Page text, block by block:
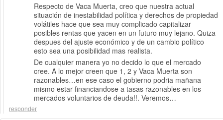
Respecto de Vaca Muerta, creo que nuestra actual
situación de inestabilidad política y derechos de propiedad
volátiles hace que sea muy complicado capitalizar
posibles rentas que yacen en un futuro muy lejano. Quiza
despues del ajuste económico y de un cambio político
esto sea una posibilidad mas realista.
De cualquier manera yo no decido lo que el mercado
cree. A lo mejor creen que 1, 2 y Vaca Muerta son
razonables…en ese caso el gobierno podria mañana
mismo estar financiandose a tasas razonables en los
mercados voluntarios de deuda!!. Veremos…
responder